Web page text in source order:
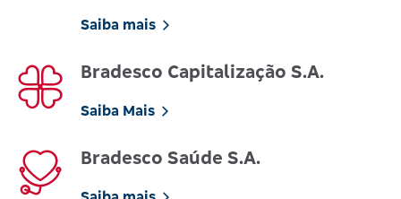
Saiba mais
Bradesco Capitalização S.A.
Saiba Mais
Bradesco Saúde S.A.